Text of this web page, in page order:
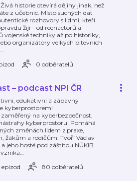
historie otevírá dějiny jinak, než
z učebnic. Místo suchých dat
rozhovory s lidmi, kteří
žijí – od reenactorů a
vojenské techniky až po historiky,
organizátory velkých bitevních
…
0 odběratelů
– podcast NPI ČR
edukativní a zábavný
kyberprostorem!
zaměřený na kyberbezpečnost,
kyberprostoru. Pomáhá
změnách lidem z praxe,
žákům a rodičům. Tvoří Václav
jeho hosté pod záštitou NÚKIB.
vzniká…
epizod
80 odběratelů